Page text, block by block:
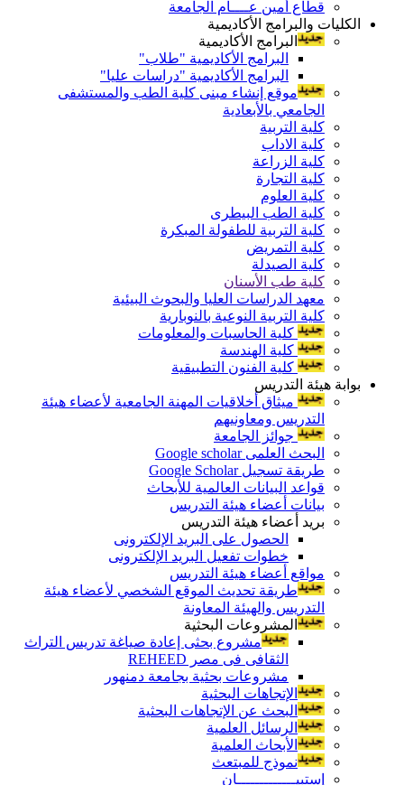
قطاع أمين عــــام الجامعة
الكليات والبرامج الأكاديمية
البرامج الأكاديمية
البرامج الأكاديمية "طلاب"
البرامج الأكاديمية "دراسات عليا"
موقع إنشاء مبنى كلية الطب والمستشفى
الجامعي بالأبعادية
كلية التربية
كلية الاداب
كلية الزراعة
كلية التجارة
كلية العلوم
كلية الطب البيطرى
كلية التربية للطفولة المبكرة
كلية التمريض
كلية الصيدلة
كلية طب الأسنان
معهد الدراسات العليا والبحوث البيئية
كلية التربية النوعية بالنوبارية
كلية الحاسبات والمعلومات
كلية الهندسة
كلية الفنون التطبيقية
بوابة هيئة التدريس
ميثاق أخلاقيات المهنة الجامعية لأعضاء هيئة
التدريس ومعاونيهم
جوائز الجامعة
البحث العلمى Google scholar
طريقة تسجيل Google Scholar
قواعد البيانات العالمية للأبحاث
بيانات أعضاء هيئة التدريس
بريد أعضاء هيئة التدريس
الحصول على البريد الإلكترونى
خطوات تفعيل البريد الإلكترونى
مواقع أعضاء هيئة التدريس
طريقة تحديث الموقع الشخصي لأعضاء هيئة
التدريس والهيئة المعاونة
المشروعات البحثية
مشروع بحثى إعادة صياغة تدريس التراث
الثقافى فى مصر REHEED
مشروعات بحثية بجامعة دمنهور
الإتجاهات البحثية
البحث عن الإتجاهات البحثية
الرسائل العلمية
الأبحاث العلمية
نموذج للمبتعث
إستبيـــــــــــــان